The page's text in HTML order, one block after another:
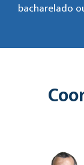
bacharelado